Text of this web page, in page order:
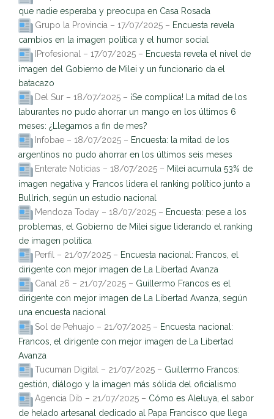
que nadie esperaba y preocupa en Casa Rosada
Grupo la Provincia – 17/07/2025 – Encuesta revela
cambios en la imagen política y el humor social
IProfesional – 17/07/2025 – Encuesta revela el nivel de
imagen del Gobierno de Milei y un funcionario da el
batacazo
Del Sur – 18/07/2025 – ¡Se complica! La mitad de los
laburantes no pudo ahorrar un mango en los últimos 6
meses: ¿Llegamos a fin de mes?
Infobae – 18/07/2025 – Encuesta: la mitad de los
argentinos no pudo ahorrar en los últimos seis meses
Enterate Noticias – 18/07/2025 – Milei acumula 53% de
imagen negativa y Francos lidera el ranking político junto a
Bullrich, según un estudio nacional
Mendoza Today – 18/07/2025 – Encuesta: pese a los
problemas, el Gobierno de Milei sigue liderando el ranking
de imagen política
Perfil – 21/07/2025 – Encuesta nacional: Francos, el
dirigente con mejor imagen de La Libertad Avanza
Canal 26 – 21/07/2025 – Guillermo Francos es el
dirigente con mejor imagen de La Libertad Avanza, según
una encuesta nacional
Sol de Pehuajo – 21/07/2025 – Encuesta nacional:
Francos, el dirigente con mejor imagen de La Libertad
Avanza
Tucuman Digital – 21/07/2025 – Guillermo Francos:
gestión, diálogo y la imagen más sólida del oficialismo
Agencia Dib – 21/07/2025 – Cómo es Aleluya, el sabor
de helado artesanal dedicado al Papa Francisco que llega